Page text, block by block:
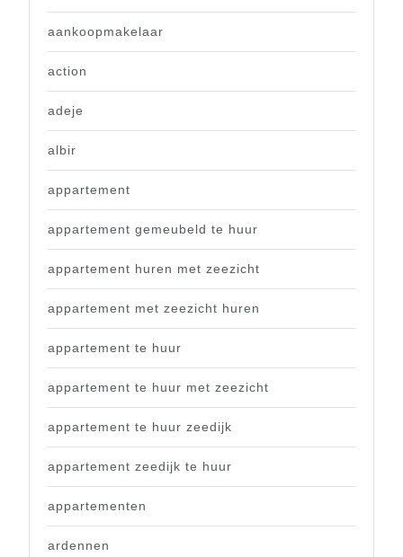
aankoopmakelaar
action
adeje
albir
appartement
appartement gemeubeld te huur
appartement huren met zeezicht
appartement met zeezicht huren
appartement te huur
appartement te huur met zeezicht
appartement te huur zeedijk
appartement zeedijk te huur
appartementen
ardennen